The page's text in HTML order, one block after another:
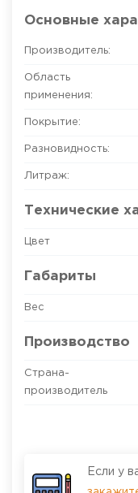
Основные
Производитель:
Область
применения:
Покрытие:
Разновидность:
Литраж:
Технические
Цвет
Габариты
Вес
Производство
Страна-
производитель
Если у